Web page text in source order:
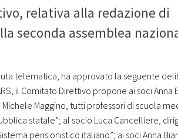
relativa alla redazione di
seconda assemblea
telematica, ha approvato la seguente
il Comitato Direttivo propone ai soci Anna
Maggino, tutti professori di scuola
statale”; al socio Luca Cancelliere,
pensionistico italiano”; ai soci Anna